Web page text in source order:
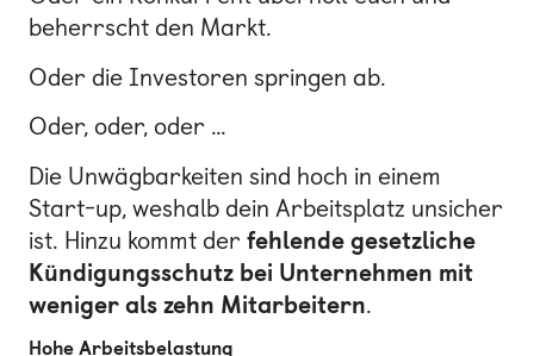
beherrscht den Markt.
Oder die Investoren springen ab.
Oder, oder, oder …
Die Unwägbarkeiten sind hoch in einem
Start-up, weshalb dein Arbeitsplatz unsicher
ist. Hinzu kommt der fehlende gesetzliche
Kündigungsschutz bei Unternehmen mit
weniger als zehn Mitarbeitern.
Hohe Arbeitsbelastung